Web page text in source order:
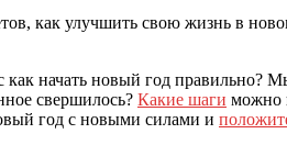
как улучшить свою жизнь в
начать новый год правильно?
свершилось? Какие шаги можно
год с новыми силами и